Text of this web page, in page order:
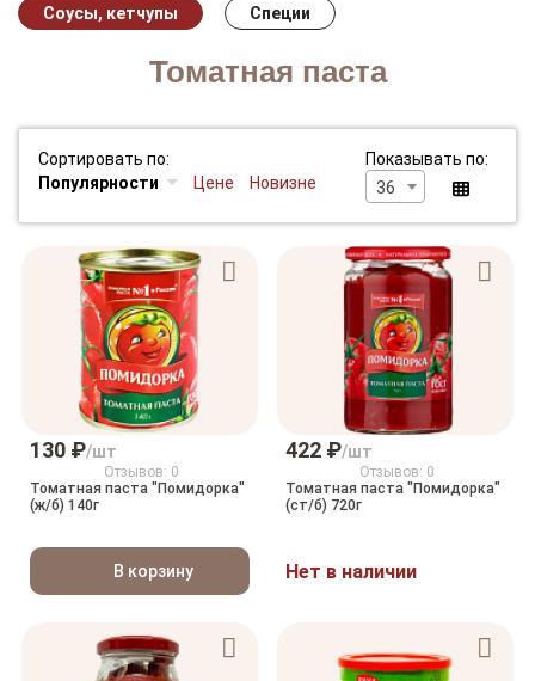
Томатная паста
Соусы, кетчупы Специи
Сортировать по:
Популярности
Цене Новизне
Показывать по:
36
130 ₽/шт
Отзывов: 0
Томатная паста "Помидорка"
(ж/б) 140г
В корзину
422 ₽/шт
Отзывов: 0
Томатная паста "Помидорка"
(ст/б) 720г
Нет в наличии